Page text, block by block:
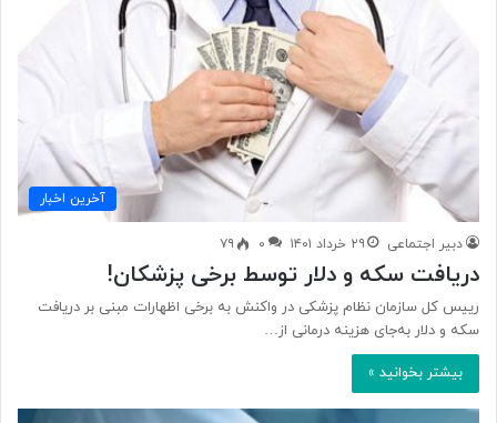
آخرین اخبار
دبیر اجتماعی ۲۹ خرداد ۱۴۰۱ ۰ ۷۹
دریافت سکه و دلار توسط برخی پزشکان!
رییس کل سازمان نظام پزشکی در واکنش به برخی اظهارات مبنی بر دریافت
سکه و دلار به‌جای هزینه درمانی از…
بیشتر بخوانید »